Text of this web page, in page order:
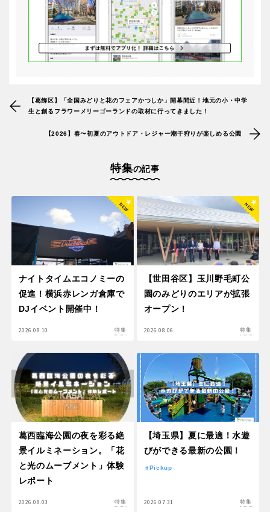
【葛飾区】「全国みどりと花のフェアかつしか」開幕間近！地元の小・中学
生と創るフラワーメリーゴーランドの取材に行ってきました！
【2026】春〜初夏のアウトドア・レジャー潮干狩りが楽しめる公園
特集の記事
ナイトタイムエコノミーの
促進！横浜赤レンガ倉庫で
DJイベント開催中！
2026.08.10 特集
【世田谷区】玉川野毛町公
園のみどりのエリアが拡張
オープン！
2026.08.06 特集
葛西臨海公園の夜を彩る絶
景イルミネーション。「花
と光のムーブメント」体験
レポート
2026.08.03 特集
【埼玉県】夏に最適！水遊
びができる最新の公園！
Pickup
2026.07.31 特集